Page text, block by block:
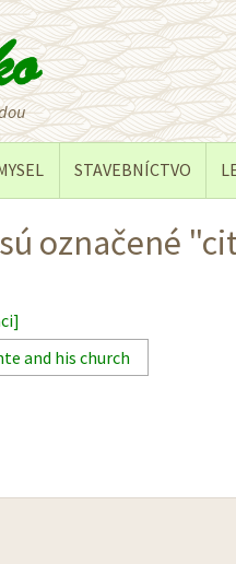
STAVEBNÍCTVO
označené